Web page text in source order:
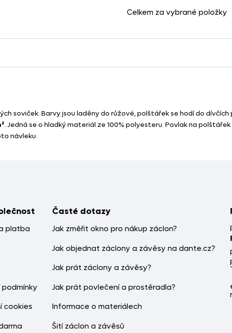
Celkem za vybrané položky
soviček. Barvy jsou laděny do růžové, polštářek se hodí do dívčích
. Jedná se o hladký materiál ze 100% polyesteru. Povlak na
návleku.
platba
cookies
Časté dotazy
Jak změřit okno pro nákup záclon?
Jak objednat záclony a závěsy na dante.cz?
Jak prát záclony a závěsy?
Jak prát povlečení a prostěradla?
Informace o materiálech
Šití záclon a závěsů